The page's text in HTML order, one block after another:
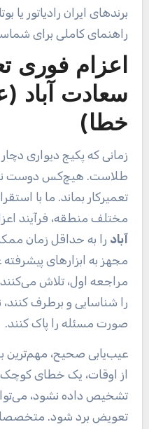
برندهای ایران رادیاتور
راهنمای کاملی برای
اعزام فوری
سعادت آباد
خطا)
زمانی که پکیج دیواری
طلاست. هیچ‌کس دوست
تعمیرکار بماند. ما با
مختلف منطقه، فرآیند
آباد را به حداقل زمان
مجهز به ابزارهای
مراجعه اول، تلاش
را شناسایی و برطرف
صورت مسئله را پاک کنند.
عیب‌یابی صحیح،
از اوقات، یک خطای
تشخیص داده نشود،
تعویض برد شود.